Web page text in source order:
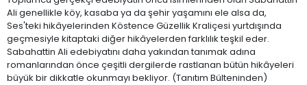
Ali genellikle köy, kasaba ya da şehir yaşamını ele alsa da,
Ses'teki hikâyelerinden Köstence Güzellik Kraliçesi yurtdışında
geçmesiyle kitaptaki diğer hikâyelerden farklılık teşkil eder.
Sabahattin Ali edebiyatını daha yakından tanımak adına
romanlarından önce çeşitli dergilerde rastlanan bütün hikâyeleri
büyük bir dikkatle okunmayı bekliyor. (Tanıtım Bülteninden)